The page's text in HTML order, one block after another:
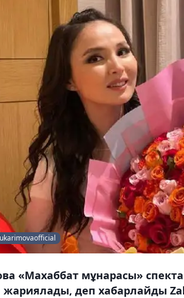
«Махаббат мұнарасы»
жариялады, деп хабарлайды